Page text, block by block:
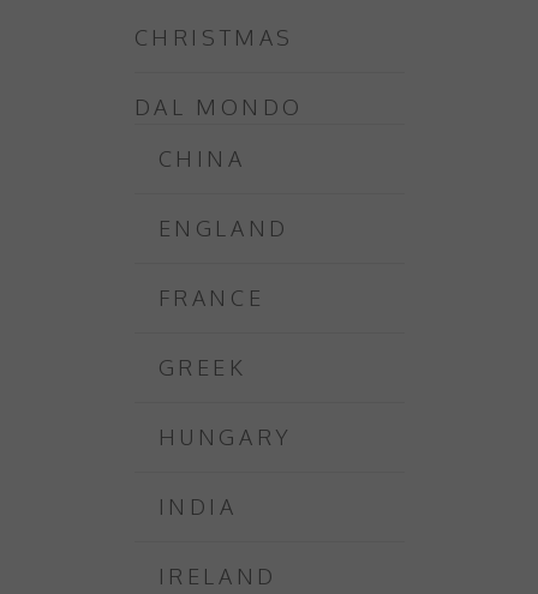
CHRISTMAS
DAL MONDO
CHINA
ENGLAND
FRANCE
GREEK
HUNGARY
INDIA
IRELAND